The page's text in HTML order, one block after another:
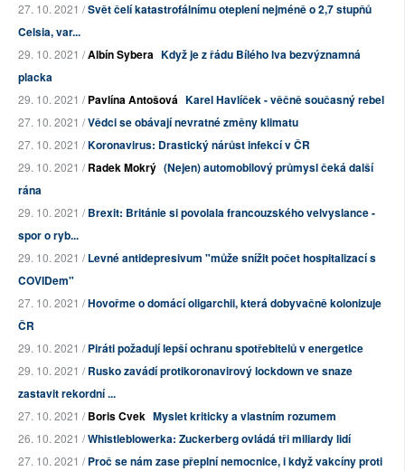
27. 10. 2021 /Svět čelí katastrofálnímu oteplení nejméně o 2,7 stupňů
Celsia, var...
29. 10. 2021 /Albín Sybera Když je z řádu Bílého lva bezvýznamná
placka
29. 10. 2021 /Pavlína Antošová Karel Havlíček - věčně současný rebel
27. 10. 2021 /Vědci se obávají nevratné změny klimatu
27. 10. 2021 /Koronavirus: Drastický nárůst infekcí v ČR
29. 10. 2021 /Radek Mokrý (Nejen) automobilový průmysl čeká další
rána
29. 10. 2021 /Brexit: Británie si povolala francouzského velvyslance -
spor o ryb...
29. 10. 2021 /Levné antidepresivum "může snížit počet hospitalizací s
COVIDem"
27. 10. 2021 /Hovořme o domácí oligarchii, která dobyvačně kolonizuje
ČR
29. 10. 2021 /Piráti požadují lepší ochranu spotřebitelů v energetice
29. 10. 2021 /Rusko zavádí protikoronavirový lockdown ve snaze
zastavit rekordní ...
27. 10. 2021 /Boris Cvek Myslet kriticky a vlastním rozumem
26. 10. 2021 /Whistleblowerka: Zuckerberg ovládá tři miliardy lidí
27. 10. 2021 /Proč se nám zase přeplní nemocnice, i když vakcíny proti